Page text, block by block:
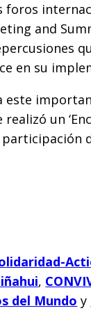
foros
and
en su
este
un
participación
,
del Mundo y